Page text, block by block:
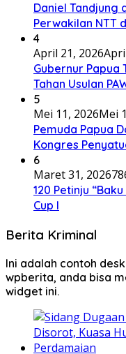
Daniel Tandjung
Perwakilan NTT
4
April 21, 2026
Gubernur Papua
Tahan Usulan
5
Mei 11, 2026Mei
Pemuda Papua
Kongres
6
Maret 31, 2026
120 Petinju
Cup I
Berita Kriminal
Ini adalah contoh
wpberita, anda bisa
widget ini.